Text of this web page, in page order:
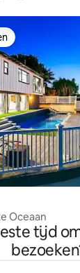
Oceaan
tijd